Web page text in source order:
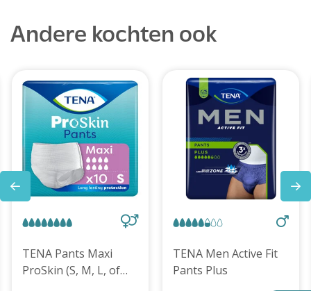
Andere kochten ook
TENA Pants Maxi
ProSkin (S, M, L, of
TENA Men Active Fit
Pants Plus